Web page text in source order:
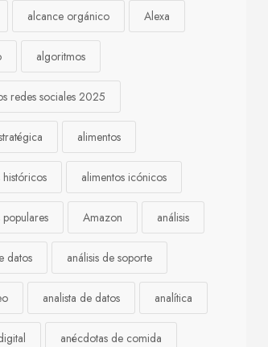
alcance orgánico Alexa
algoritmos
redes sociales 2025
alimentos
históricos alimentos icónicos
populares Amazon análisis
datos análisis de soporte
analista de datos analítica
anécdotas de comida